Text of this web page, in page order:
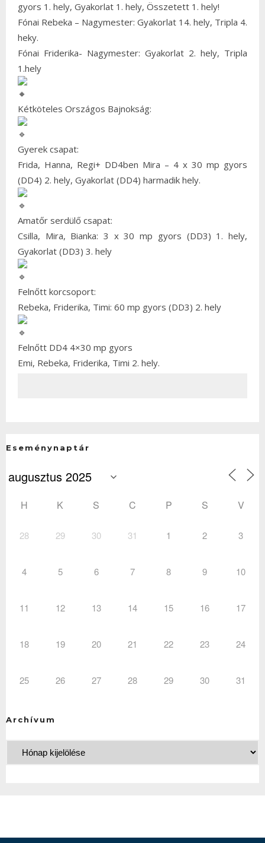
gyors 1. hely, Gyakorlat 1. hely, Összetett 1. hely!
Fónai Rebeka – Nagymester: Gyakorlat 14. hely, Tripla 4.
heky.
Fónai Friderika- Nagymester: Gyakorlat 2. hely, Tripla
1.hely
Kétköteles Országos Bajnokság:
Gyerek csapat:
Frida, Hanna, Regi+ DD4ben Mira – 4 x 30 mp gyors
(DD4) 2. hely, Gyakorlat (DD4) harmadik hely.
Amatőr serdülő csapat:
Csilla, Mira, Bianka: 3 x 30 mp gyors (DD3) 1. hely,
Gyakorlat (DD3) 3. hely
Felnőtt korcsoport:
Rebeka, Friderika, Timi: 60 mp gyors (DD3) 2. hely
Felnőtt DD4 4×30 mp gyors
Emi, Rebeka, Friderika, Timi 2. hely.
Eseménynaptár
H K S C P S V
28 29 30 31 1 2 3
4 5 6 7 8 9 10
11 12 13 14 15 16 17
18 19 20 21 22 23 24
25 26 27 28 29 30 31
Archívum